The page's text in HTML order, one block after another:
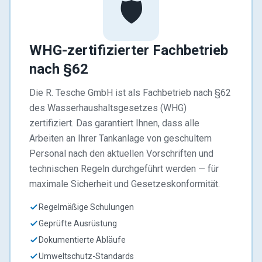
🛡️
WHG-zertifizierter Fachbetrieb
nach §62
Die R. Tesche GmbH ist als Fachbetrieb nach §62
des Wasserhaushaltsgesetzes (WHG)
zertifiziert. Das garantiert Ihnen, dass alle
Arbeiten an Ihrer Tankanlage von geschultem
Personal nach den aktuellen Vorschriften und
technischen Regeln durchgeführt werden — für
maximale Sicherheit und Gesetzeskonformität.
Regelmäßige Schulungen
Geprüfte Ausrüstung
Dokumentierte Abläufe
Umweltschutz-Standards